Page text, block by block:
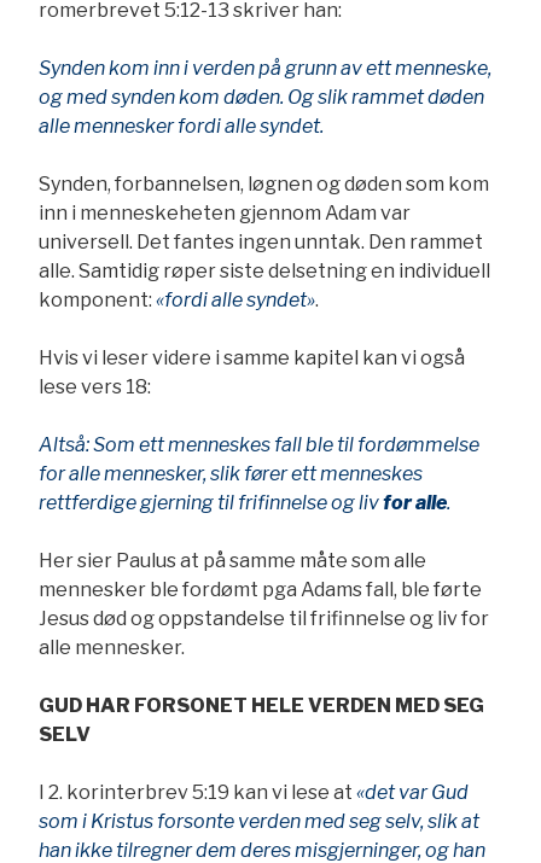
romerbrevet 5:12-13 skriver han:
Synden kom inn i verden på grunn av ett menneske,
og med synden kom døden. Og slik rammet døden
alle mennesker fordi alle syndet.
Synden, forbannelsen, løgnen og døden som kom
inn i menneskeheten gjennom Adam var
universell. Det fantes ingen unntak. Den rammet
alle. Samtidig røper siste delsetning en individuell
komponent: «fordi alle syndet».
Hvis vi leser videre i samme kapitel kan vi også
lese vers 18:
Altså: Som ett menneskes fall ble til fordømmelse
for alle mennesker, slik fører ett menneskes
rettferdige gjerning til frifinnelse og livfor alle.
Her sier Paulus at på samme måte som alle
mennesker ble fordømt pga Adams fall, ble førte
Jesus død og oppstandelse til frifinnelse og liv for
alle mennesker.
GUD HAR FORSONET HELE VERDEN MED SEG
SELV
I 2. korinterbrev 5:19 kan vi lese at «det var Gud
som i Kristus forsonte verden med seg selv, slik at
han ikke tilregner dem deres misgjerninger, og han